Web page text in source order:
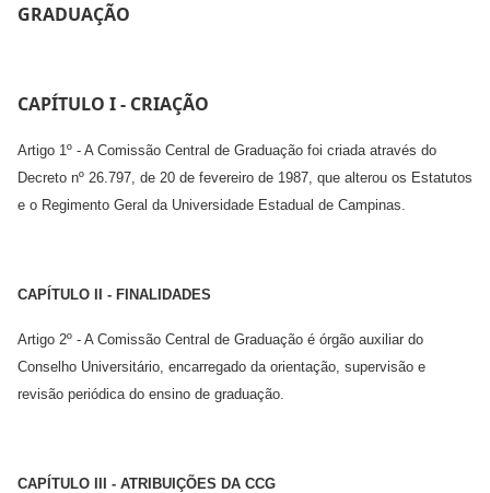
GRADUAÇÃO
CAPÍTULO I - CRIAÇÃO
Artigo 1º - A Comissão Central de Graduação foi criada através do
Decreto nº 26.797, de 20 de fevereiro de 1987, que alterou os Estatutos
e o Regimento Geral da Universidade Estadual de Campinas.
CAPÍTULO II - FINALIDADES
Artigo 2º - A Comissão Central de Graduação é órgão auxiliar do
Conselho Universitário, encarregado da orientação, supervisão e
revisão periódica do ensino de graduação.
CAPÍTULO III - ATRIBUIÇÕES DA CCG